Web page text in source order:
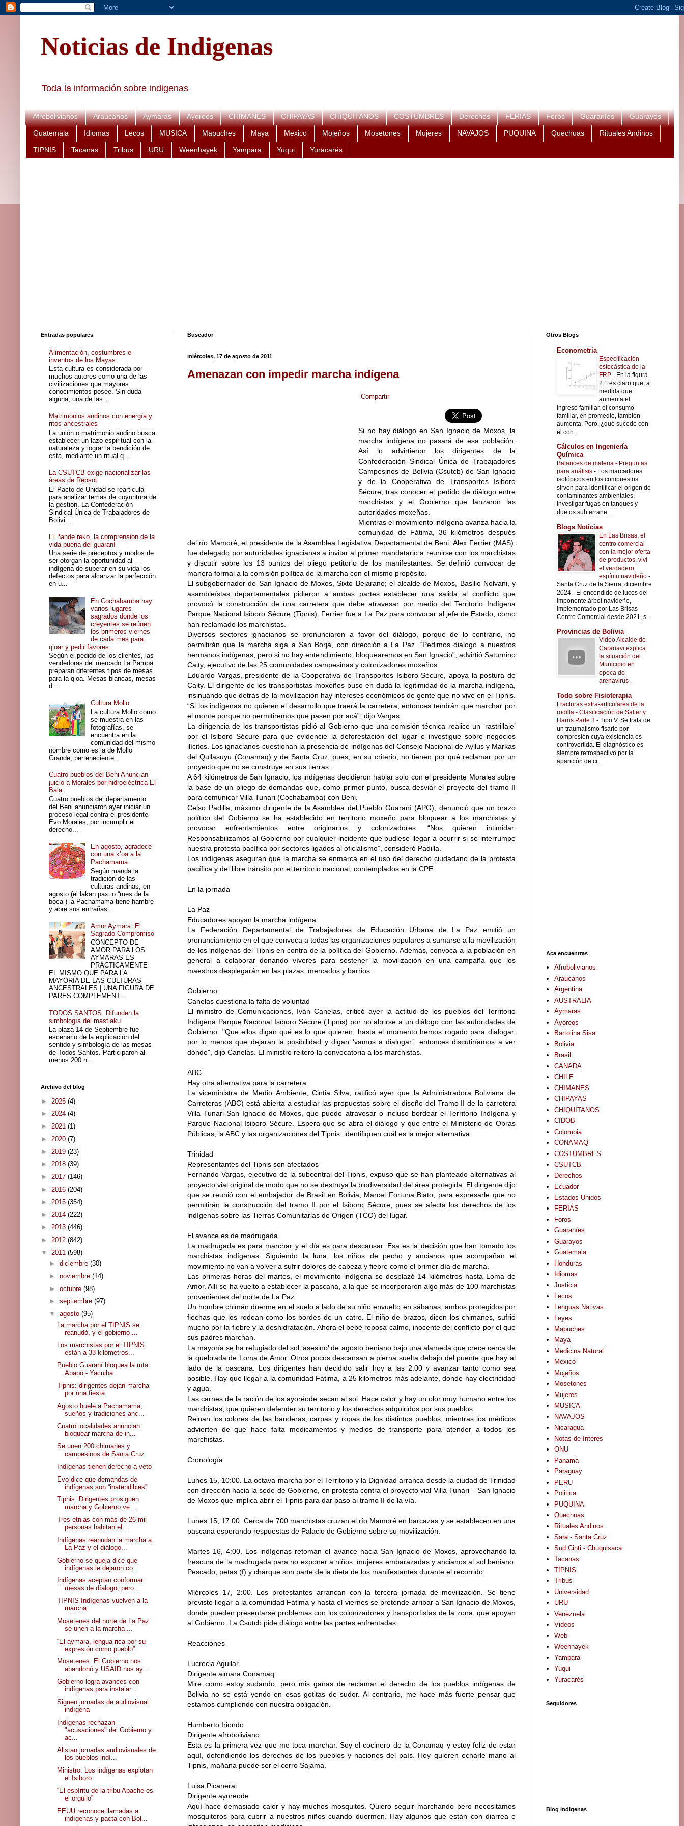
Noticias de Indigenas
Toda la información sobre indigenas
Afrobolivianos Araucanos Aymaras Ayoreos CHIMANES CHIPAYAS CHIQUITANOS COSTUMBRES Derechos FERIAS Foros Guaraníes Guarayos
Guatemala Idiomas Lecos MUSICA Mapuches Maya Mexico Mojeños Mosetones Mujeres NAVAJOS PUQUINA Quechuas Rituales Andinos
TIPNIS Tacanas Tribus URU Weenhayek Yampara Yuqui Yuracarés
Buscador
miércoles, 17 de agosto de 2011
Amenazan con impedir marcha indígena
Compartir
Si no hay diálogo en San Ignacio de Moxos, la
marcha indígena no pasará de esa población.
Así lo advirtieron los dirigentes de la
Confederación Sindical Única de Trabajadores
Campesinos de Bolivia (Csutcb) de San Ignacio
y de la Cooperativa de Transportes Isiboro
Sécure, tras conocer el pedido de diálogo entre
marchistas y el Gobierno que lanzaron las
autoridades moxeñas.
Mientras el movimiento indígena avanza hacia la
comunidad de Fátima, 36 kilómetros después
del río Mamoré, el presidente de la Asamblea Legislativa Departamental de Beni, Álex Ferrier (MAS),
fue delegado por autoridades ignacianas a invitar al primer mandatario a reunirse con los marchistas
y discutir sobre los 13 puntos del pliego petitorio de los manifestantes. Se definió convocar de
manera formal a la comisión política de la marcha con el mismo propósito.
El subgobernador de San Ignacio de Moxos, Sixto Bejarano; el alcalde de Moxos, Basilio Nolvani, y
asambleístas departamentales pidieron a ambas partes establecer una salida al conflicto que
provocó la construcción de una carretera que debe atravesar por medio del Territorio Indígena
Parque Nacional Isiboro Sécure (Tipnis). Ferrier fue a La Paz para convocar al jefe de Estado, como
han reclamado los marchistas.
Diversos sectores ignacianos se pronunciaron a favor del diálogo, porque de lo contrario, no
permitirán que la marcha siga a San Borja, con dirección a La Paz. “Pedimos diálogo a nuestros
hermanos indígenas, pero si no hay entendimiento, bloquearemos en San Ignacio”, advirtió Saturnino
Caity, ejecutivo de las 25 comunidades campesinas y colonizadores moxeños.
Eduardo Vargas, presidente de la Cooperativa de Transportes Isiboro Sécure, apoya la postura de
Caity. El dirigente de los transportistas moxeños puso en duda la legitimidad de la marcha indígena,
insinuando que detrás de la movilización hay intereses económicos de gente que no vive en el Tipnis.
“Si los indígenas no quieren el desarrollo que traerá la carretera, entonces tendrán que marchar por
el monte porque no permitiremos que pasen por acá”, dijo Vargas.
La dirigencia de los transportistas pidió al Gobierno que una comisión técnica realice un ‘rastrillaje’
por el Isiboro Sécure para que evidencie la deforestación del lugar e investigue sobre negocios
ilícitos. Los ignacianos cuestionan la presencia de indígenas del Consejo Nacional de Ayllus y Markas
del Qullasuyu (Conamaq) y de Santa Cruz, pues, en su criterio, no tienen por qué reclamar por un
proyecto que no se construye en sus tierras.
A 64 kilómetros de San Ignacio, los indígenas decidieron hablar solo con el presidente Morales sobre
la base de un pliego de demandas que, como primer punto, busca desviar el proyecto del tramo II
para comunicar Villa Tunari (Cochabamba) con Beni.
Celso Padilla, máximo dirigente de la Asamblea del Pueblo Guaraní (APG), denunció que un brazo
político del Gobierno se ha establecido en territorio moxeño para bloquear a los marchistas y
provocar enfrentamientos entre originarios y colonizadores. “Nos quieren intimidar.
Responsabilizamos al Gobierno por cualquier incidente que pudiese llegar a ocurrir si se interrumpe
nuestra protesta pacífica por sectores ligados al oficialismo”, consideró Padilla.
Los indígenas aseguran que la marcha se enmarca en el uso del derecho ciudadano de la protesta
pacífica y del libre tránsito por el territorio nacional, contemplados en la CPE.
En la jornada
La Paz
Educadores apoyan la marcha indígena
La Federación Departamental de Trabajadores de Educación Urbana de La Paz emitió un
pronunciamiento en el que convoca a todas las organizaciones populares a sumarse a la movilización
de los indígenas del Tipnis en contra de la política del Gobierno. Además, convoca a la población en
general a colaborar donando víveres para sostener la movilización en una campaña que los
maestros desplegarán en las plazas, mercados y barrios.
Gobierno
Canelas cuestiona la falta de voluntad
El ministro de Comunicaciones, Iván Canelas, criticó ayer la actitud de los pueblos del Territorio
Indígena Parque Nacional Isiboro Sécure (Tipnis) por no abrirse a un diálogo con las autoridades de
Gobierno. "Que ellos digan qué es lo que quieren, hasta el momento hemos rogado para dialogar,
por lo menos que dejaran la posibilidad y digan ‘vamos a dialogar’, entonces discutiríamos a ver
dónde", dijo Canelas. El ministro reiteró la convocatoria a los marchistas.
ABC
Hay otra alternativa para la carretera
La viceministra de Medio Ambiente, Cintia Silva, ratificó ayer que la Administradora Boliviana de
Carreteras (ABC) está abierta a estudiar las propuestas sobre el diseño del Tramo II de la carretera
Villa Tunari-San Ignacio de Moxos, que puede atravesar o incluso bordear el Territorio Indígena y
Parque Nacional Isiboro Sécure. Espera que se abra el diálogo y que entre el Ministerio de Obras
Públicas, la ABC y las organizaciones del Tipnis, identifiquen cuál es la mejor alternativa.
Trinidad
Representantes del Tipnis son afectados
Fernando Vargas, ejecutivo de la subcentral del Tipnis, expuso que se han planteado alternativas al
proyecto vial original de modo que no se destruya la biodiversidad del área protegida. El dirigente dijo
que se reunió con el embajador de Brasil en Bolivia, Marcel Fortuna Biato, para expresarle que no
permitirán la construcción del tramo II por el Isiboro Sécure, pues se afecta los derechos de los
indígenas sobre las Tierras Comunitarias de Origen (TCO) del lugar.
El avance es de madrugada
La madrugada es para marchar y el día es para descansar. Esa es la decisión que han tomado los
marchistas indígenas. Siguiendo la luna, los niños de pecho y ancianos que acompañan el
movimiento no van a volver a sufrir dolores de cabeza y fiebre como el primer día de marcha.
Las primeras horas del martes, el movimiento indígena se desplazó 14 kilómetros hasta Loma de
Amor. Allí se ha vuelto a establecer la pascana, a la que se incorporaron algo más de 100 marchistas
provenientes del norte de La Paz.
Un hombre chimán duerme en el suelo a lado de su niño envuelto en sábanas, ambos protegidos por
flechas que los rodean como los bordes de un catre. El niño de brazos, dicen los chimanes, sufrió
mucho por la fiebre y la deshidratación. Ahora el bebé reposa calmo, inocente del conflicto por el que
sus padres marchan.
La mayoría se ha refugiado del sol ‘asesino’ de agosto beniano bajo una alameda que crece cerca de
la quebrada de Loma de Amor. Otros pocos descansan a pierna suelta debajo del puente que hay al
lado de la pascana. Los dirigentes han decidido salir hoy a las 2:00 y avanzar tanto como sea
posible. Hay que llegar a la comunidad Fátima, a 25 kilómetros más adelante, donde hay electricidad
y agua.
Las carnes de la ración de los ayoréode secan al sol. Hace calor y hay un olor muy humano entre los
marchistas, que quieren defender su territorio y los derechos adquiridos por sus pueblos.
Reinan los colores de las banderas, carpas y ropas de los distintos pueblos, mientras los médicos
advierten de que hace falta medicamentos y medios de transporte para atender a todos los
marchistas.
Cronología
Lunes 15, 10:00. La octava marcha por el Territorio y la Dignidad arranca desde la ciudad de Trinidad
con dirección hacia la sede de Gobierno, en protesta contra el proyecto vial Villa Tunari – San Ignacio
de Moxos que implica abrir el Tipnis para dar paso al tramo II de la vía.
Lunes 15, 17:00. Cerca de 700 marchistas cruzan el río Mamoré en barcazas y se establecen en una
pascana esperando respuestas de Palacio de Gobierno sobre su movilización.
Martes 16, 4:00. Los indígenas retoman el avance hacia San Ignacio de Moxos, aprovechando la
frescura de la madrugada para no exponer a niños, mujeres embarazadas y ancianos al sol beniano.
Pescado, petas (f) y charque son parte de la dieta de los manifestantes durante el recorrido.
Miércoles 17, 2:00. Los protestantes arrancan con la tercera jornada de movilización. Se tiene
previsto llegar a la comunidad Fátima y hasta el viernes se pretende arribar a San Ignacio de Moxos,
donde pueden presentarse problemas con los colonizadores y transportistas de la zona, que apoyan
al Gobierno. La Csutcb pide diálogo entre las partes enfrentadas.
Reacciones
Lucrecia Aguilar
Dirigente aimara Conamaq
Mire como estoy sudando, pero mis ganas de reclamar el derecho de los pueblos indígenas de
Bolivia no se está yendo en esas gotitas de sudor. Al contrario, me hace más fuerte pensar que
estamos cumpliendo con nuestra obligación.
Humberto Iriondo
Dirigente afroboliviano
Esta es la primera vez que me toca marchar. Soy el cocinero de la Conamaq y estoy feliz de estar
aquí, defendiendo los derechos de los pueblos y naciones del país. Hoy quieren echarle mano al
Tipnis, mañana puede ser el cerro Sajama.
Luisa Picanerai
Dirigente ayoreode
Aquí hace demasiado calor y hay muchos mosquitos. Quiero seguir marchando pero necesitamos
mosquiteros para cubrir a nuestros niños cuando duermen. Hay algunos que están con diarrea e
Entradas populares
Alimentación, costumbres e
inventos de los Mayas
Esta cultura es considerada por
muchos autores como una de las
civilizaciones que mayores
conocimientos posee. Sin duda
alguna, una de las...
Matrimonios andinos con energía y
ritos ancestrales
La unión o matrimonio andino busca
establecer un lazo espiritual con la
naturaleza y lograr la bendición de
esta, mediante un ritual q...
La CSUTCB exige nacionalizar las
áreas de Repsol
El Pacto de Unidad se rearticula
para analizar temas de coyuntura de
la gestión. La Confederación
Sindical Única de Trabajadores de
Bolivi...
El ñande reko, la comprensión de la
vida buena del guaraní
Una serie de preceptos y modos de
ser otorgan la oportunidad al
indígena de superar en su vida los
defectos para alcanzar la perfección
en u...
En Cochabamba hay
varios lugares
sagrados donde los
creyentes se reúnen
los primeros viernes
de cada mes para
q’oar y pedir favores.
Según el pedido de los clientes, las
vendedoras del mercado La Pampa
preparan diferentes tipos de mesas
para la q’oa. Mesas blancas, mesas
d...
Cultura Mollo
La cultura Mollo como
se muestra en las
fotografías, se
encuentra en la
comunidad del mismo
nombre como es la de Mollo
Grande, perteneciente...
Cuatro pueblos del Beni Anuncian
juicio a Morales por hidroeléctrica El
Bala
Cuatro pueblos del departamento
del Beni anunciaron ayer iniciar un
proceso legal contra el presidente
Evo Morales, por incumplir el
derecho...
En agosto, agradece
con una k’oa a la
Pachamama
Según manda la
tradición de las
culturas andinas, en
agosto (el lakan paxi o “mes de la
boca”) la Pachamama tiene hambre
y abre sus entrañas...
Amor Aymara: El
Sagrado Compromiso
CONCEPTO DE
AMOR PARA LOS
AYMARAS ES
PRÁCTICAMENTE
EL MISMO QUE PARA LA
MAYORÍA DE LAS CULTURAS
ANCESTRALES | UNA FIGURA DE
PARES COMPLEMENT...
TODOS SANTOS. Difunden la
simbología del mast’aku
La plaza 14 de Septiembre fue
escenario de la explicación del
sentido y simbología de las mesas
de Todos Santos. Participaron al
menos 200 n...
Archivo del blog
► 2025 (4)
► 2024 (4)
► 2021 (1)
► 2020 (7)
► 2019 (23)
► 2018 (39)
► 2017 (146)
► 2016 (204)
► 2015 (354)
► 2014 (222)
► 2013 (446)
► 2012 (842)
▼ 2011 (598)
► diciembre (30)
► noviembre (14)
► octubre (98)
► septiembre (97)
▼ agosto (95)
La marcha por el TIPNIS se
reanudó, y el gobierno ...
Los marchistas por el TIPNIS
están a 33 kilómetros...
Pueblo Guaraní bloquea la ruta
Abapó - Yacuiba
Tipnis: dirigentes dejan marcha
por una fiesta
Agosto huele a Pachamama,
sueños y tradiciones anc...
Cuatro localidades anuncian
bloquear marcha de in...
Se unen 200 chimanes y
campesinos de Santa Cruz
Indígenas tienen derecho a veto
Evo dice que demandas de
indígenas son “inatendibles”
Tipnis: Dirigentes prosiguen
marcha y Gobierno ve ...
Tres etnias con más de 26 mil
personas habitan el ...
Indígenas reanudan la marcha a
La Paz y el diálogo...
Gobierno se queja dice que
indígenas le dejaron co...
Indígenas aceptan conformar
mesas de díalogo, pero...
TIPNIS Indígenas vuelven a la
marcha
Mosetenes del norte de La Paz
se unen a la marcha ...
“El aymara, lengua rica por su
expresión como pueblo”
Mosetenes: El Gobierno nos
abandonó y USAID nos ay...
Gobierno logra avances con
indígenas para instalar...
Siguen jornadas de audiovisual
indígena
Indígenas rechazan
"acusaciones" del Gobierno y
ac...
Alistan jornadas audiovisuales de
los pueblos indí...
Ministro: Los indígenas explotan
el Isiboro
“El espíritu de la tribu Apache es
el orgullo”
EEUU reconoce llamadas a
indígenas y pacta con Bol...
Otros Blogs
Econometria
Especificación
estocástica de la
FRP - En la figura
2.1 es claro que, a
medida que
aumenta el
ingreso familiar, el consumo
familiar, en promedio, también
aumenta. Pero, ¿qué sucede con
el con...
Cálculos en Ingeniería
Química
Balances de materia - Preguntas
para análisis - Los marcadores
isotópicos en los compuestos
sirven para identificar el origen de
contaminantes ambientales,
investigar fugas en tanques y
duetos subterrane...
Blogs Noticias
En Las Brisas, el
centro comercial
con la mejor oferta
de productos, viví
el verdadero
espíritu navideño -
Santa Cruz de la Sierra, diciembre
2024.- El encendido de luces del
imponente árbol navideño,
implementado por Las Brisas
Centro Comercial desde 2021, s...
Provincias de Bolivia
Video Alcalde de
Caranavi explica
la situación del
Municipio en
epoca de
arenavirus -
Todo sobre Fisioterapia
Fracturas extra-articulares de la
rodilla - Clasificación de Salter y
Harris Parte 3 - Tipo V. Se trata de
un traumatismo fisario por
compresión cuya existencia es
controvertida. El diagnóstico es
siempre retrospectivo por la
aparición de ci...
Aca encuentras
Afrobolivianos
Araucanos
Argentina
AUSTRALIA
Aymaras
Ayoreos
Bartolina Sisa
Bolivia
Brasil
CANADA
CHILE
CHIMANES
CHIPAYAS
CHIQUITANOS
CIDOB
Colombia
CONAMAQ
COSTUMBRES
CSUTCB
Derechos
Ecuador
Estados Unidos
FERIAS
Foros
Guaraníes
Guarayos
Guatemala
Honduras
Idiomas
Justicia
Lecos
Lenguas Nativas
Leyes
Mapuches
Maya
Medicina Natural
Mexico
Mojeños
Mosetones
Mujeres
MUSICA
NAVAJOS
Nicaragua
Notas de Interes
ONU
Panamá
Paraguay
PERU
Politica
PUQUINA
Quechuas
Rituales Andinos
Sara - Santa Cruz
Sud Cinti - Chuquisaca
Tacanas
TIPNIS
Tribus
Universidad
URU
Venezuela
Videos
Web
Weenhayek
Yampara
Yuqui
Yuracarés
Seguidores
Blog indigenas